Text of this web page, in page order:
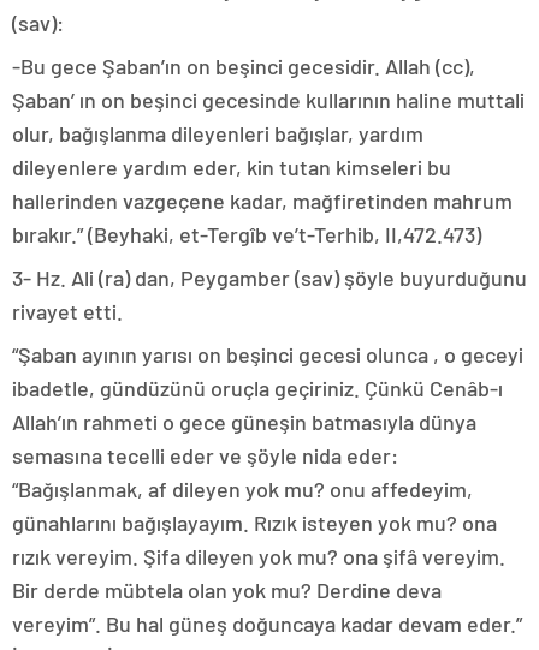
(sav):
-Bu gece Şaban’ın on beşinci gecesidir. Allah (cc),
Şaban’ ın on beşinci gecesinde kullarının haline muttali
olur, bağışlanma dileyenleri bağışlar, yardım
dileyenlere yardım eder, kin tutan kimseleri bu
hallerinden vazgeçene kadar, mağfiretinden mahrum
bırakır.” (Beyhaki, et-Tergîb ve’t-Terhib, II,472.473)
3- Hz. Ali (ra) dan, Peygamber (sav) şöyle buyurduğunu
rivayet etti.
“Şaban ayının yarısı on beşinci gecesi olunca , o geceyi
ibadetle, gündüzünü oruçla geçiriniz. Çünkü Cenâb-ı
Allah’ın rahmeti o gece güneşin batmasıyla dünya
semasına tecelli eder ve şöyle nida eder:
“Bağışlanmak, af dileyen yok mu? onu affedeyim,
günahlarını bağışlayayım. Rızık isteyen yok mu? ona
rızık vereyim. Şifa dileyen yok mu? ona şifâ vereyim.
Bir derde mübtela olan yok mu? Derdine deva
vereyim”. Bu hal güneş doğuncaya kadar devam eder.”